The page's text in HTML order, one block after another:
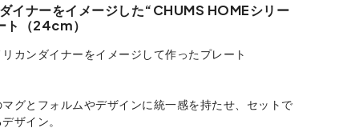
イナーをイメージした“CHUMS HOMEシリー
ト（24cm）
カンダイナーをイメージして作ったプレート
グとフォルムやデザインに統一感を持たせ、セットで
ザイン。